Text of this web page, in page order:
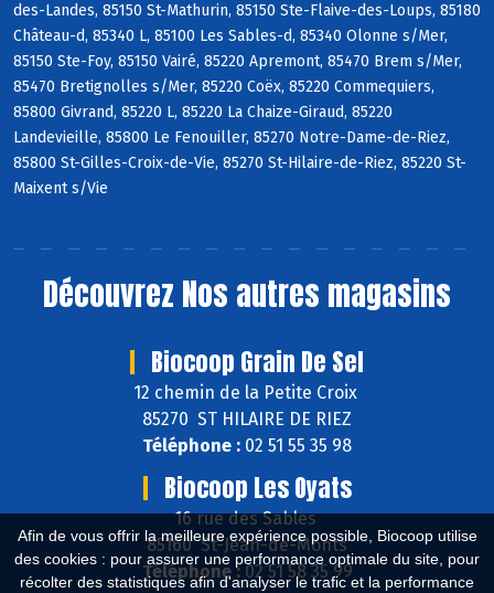
Afin de vous offrir la meilleure expérience possible, Biocoop utilise
des cookies : pour assurer une performance optimale du site, pour
récolter des statistiques afin d'analyser le trafic et la performance
des-Landes, 85150 St-Mathurin, 85150 Ste-Flaive-des-Loups, 85180
Château-d, 85340 L, 85100 Les Sables-d, 85340 Olonne s/Mer,
85150 Ste-Foy, 85150 Vairé, 85220 Apremont, 85470 Brem s/Mer,
85470 Bretignolles s/Mer, 85220 Coëx, 85220 Commequiers,
85800 Givrand, 85220 L, 85220 La Chaize-Giraud, 85220
Landevieille, 85800 Le Fenouiller, 85270 Notre-Dame-de-Riez,
85800 St-Gilles-Croix-de-Vie, 85270 St-Hilaire-de-Riez, 85220 St-
Maixent s/Vie
Découvrez Nos autres magasins
Biocoop Grain De Sel
12 chemin de la Petite Croix
85270 ST HILAIRE DE RIEZ
Téléphone : 02 51 55 35 98
Biocoop Les Oyats
16 rue des Sables
85160 St-Jean-de-Monts
Téléphone :02 51 58 35 99